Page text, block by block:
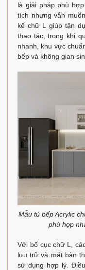
là giải pháp phù
tích nhưng vẫn
kế chữ L giúp tận
thao tác, trong khi
nhanh, khu vực
bếp và không gian
Mẫu tủ bếp Acrylic
phù hợp
Với bố cục chữ L,
lưu trữ và mặt bàn
sử dụng hợp lý.